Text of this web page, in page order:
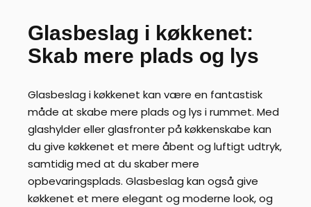
Glasbeslag i køkkenet:
Skab mere plads og lys
Glasbeslag i køkkenet kan være en fantastisk
måde at skabe mere plads og lys i rummet. Med
glashylder eller glasfronter på køkkenskabe kan
du give køkkenet et mere åbent og luftigt udtryk,
samtidig med at du skaber mere
opbevaringsplads. Glasbeslag kan også give
køkkenet et mere elegant og moderne look, og